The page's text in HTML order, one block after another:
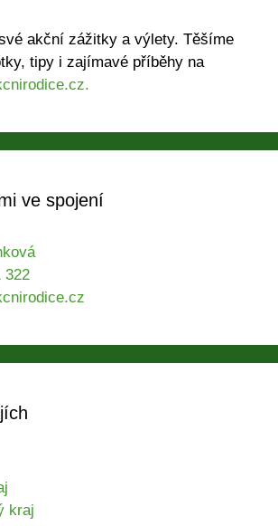
akční zážitky a výlety. Těšíme
tipy i zajímavé příběhy na
ve spojení
322
kraj